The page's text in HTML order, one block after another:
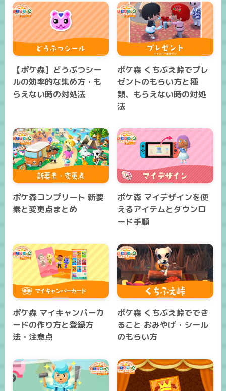
【ポケ森】どうぶつシー
ルの効率的な集め方・も
らえない時の対処法
ポケ森 くちぶえ峠でプレ
ゼントのもらい方と種
類、もらえない時の対処
法
ポケ森コンプリート 新要
素と変更点まとめ
ポケ森 マイデザインを使
えるアイテムとダウンロ
ード手順
ポケ森 マイキャンパーカ
ードの作り方と登録方
法・注意点
ポケ森 くちぶえ峠ででき
ること おみやげ・シール
のもらい方